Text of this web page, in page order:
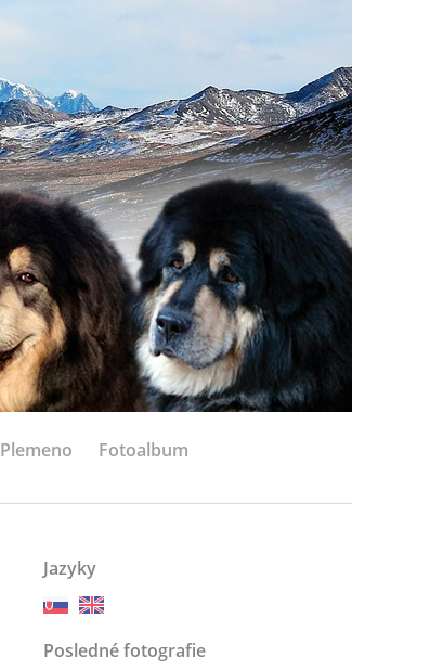
Plemeno Fotoalbum
Jazyky
Posledné fotografie